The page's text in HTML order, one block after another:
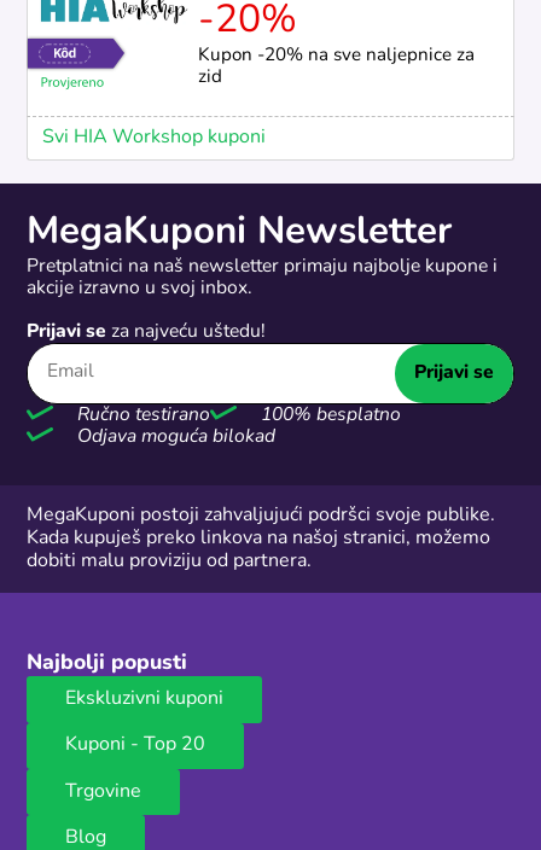
-20%
Kupon -20% na sve naljepnice za
zid
Svi HIA Workshop kuponi
MegaKuponi Newsletter
Pretplatnici na naš newsletter primaju najbolje kupone i
akcije izravno u svoj inbox.
Prijavi se za najveću uštedu!
Prijavi se
Ručno testirano
100% besplatno
Odjava moguća bilokad
MegaKuponi postoji zahvaljujući podršci svoje publike.
Kada kupuješ preko linkova na našoj stranici, možemo
dobiti malu proviziju od partnera.
Najbolji popusti
Ekskluzivni kuponi
Kuponi - Top 20
Trgovine
Blog